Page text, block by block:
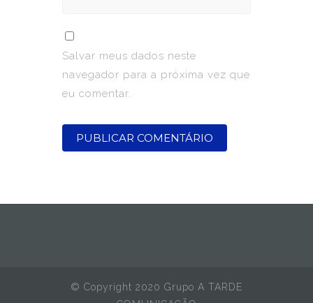
Salvar meus dados neste
navegador para a próxima vez que
eu comentar.
© Copyright 2020 Grupo A TARDE